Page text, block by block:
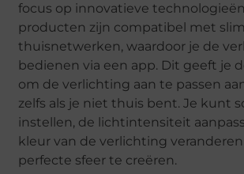
focus op innovatieve
producten zijn compatibel met
thuisnetwerken, waardoor je de
bedienen via een app. Dit geeft je
om de verlichting aan te passen
zelfs als je niet thuis bent. Je kunt
instellen, de lichtintensiteit
kleur van de verlichting
perfecte sfeer te creëren.